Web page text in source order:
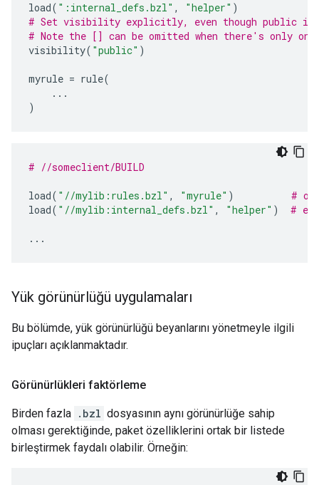
load( ":internal_defs.bzl" , "helper" )
# Set visibility explicitly, even though public is
# Note the [] can be omitted when there's only
visibility( "public" )
myrule = rule(
...
)
# //someclient/BUILD
load( "//mylib:rules.bzl" , "myrule" )
# ok
load( "//mylib:internal_defs.bzl" , "helper" ) #
...
Yük görünürlüğü uygulamaları
Bu bölümde, yük görünürlüğü beyanlarını yönetmeyle ilgili
ipuçları açıklanmaktadır.
Görünürlükleri faktörleme
Birden fazla .bzl dosyasının aynı görünürlüğe sahip
olması gerektiğinde, paket özelliklerini ortak bir listede
birleştirmek faydalı olabilir. Örneğin: